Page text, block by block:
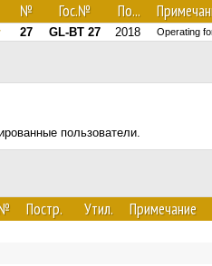
№ Гос.№ По...
27 GL-BT 27 2018 Operating
пользователи.
Постр. Утил. Примечание